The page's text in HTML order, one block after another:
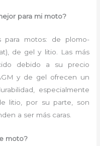
para mi moto?
para motos: de plomo-
de gel y litio. Las más
debido a su precio
y de gel ofrecen un
especialmente
litio, por su parte, son
a ser más caras.
moto?